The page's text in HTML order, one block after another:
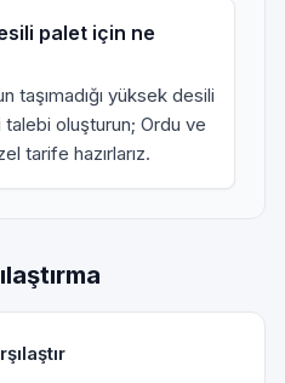
palet için ne
taşımadığı yüksek desili
talebi oluşturun; Ordu ve
tarife hazırlarız.